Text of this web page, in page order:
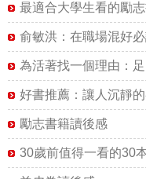
最適合大學生看的勵
俞敏洪：在職場混好
為活著找一個理由：
好書推薦：讓人沉靜
勵志書籍讀後感
30歲前值得一看的30